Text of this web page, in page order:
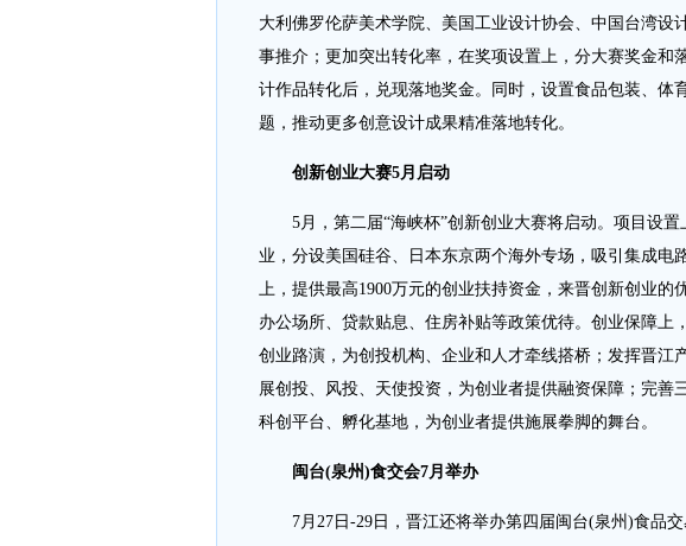
大利佛罗伦萨美术学院、美国工业设计协会、中国台湾设
事推介；更加突出转化率，在奖项设置上，分大赛奖金和
计作品转化后，兑现落地奖金。同时，设置食品包装、体
题，推动更多创意设计成果精准落地转化。
创新创业大赛5月启动
5月，第二届“海峡杯”创新创业大赛将启动。项目设置
业，分设美国硅谷、日本东京两个海外专场，吸引集成电
上，提供最高1900万元的创业扶持资金，来晋创新创业的
办公场所、贷款贴息、住房补贴等政策优待。创业保障上
创业路演，为创投机构、企业和人才牵线搭桥；发挥晋江
展创投、风投、天使投资，为创业者提供融资保障；完善
科创平台、孵化基地，为创业者提供施展拳脚的舞台。
闽台(泉州)食交会7月举办
7月27日-29日，晋江还将举办第四届闽台(泉州)食品交